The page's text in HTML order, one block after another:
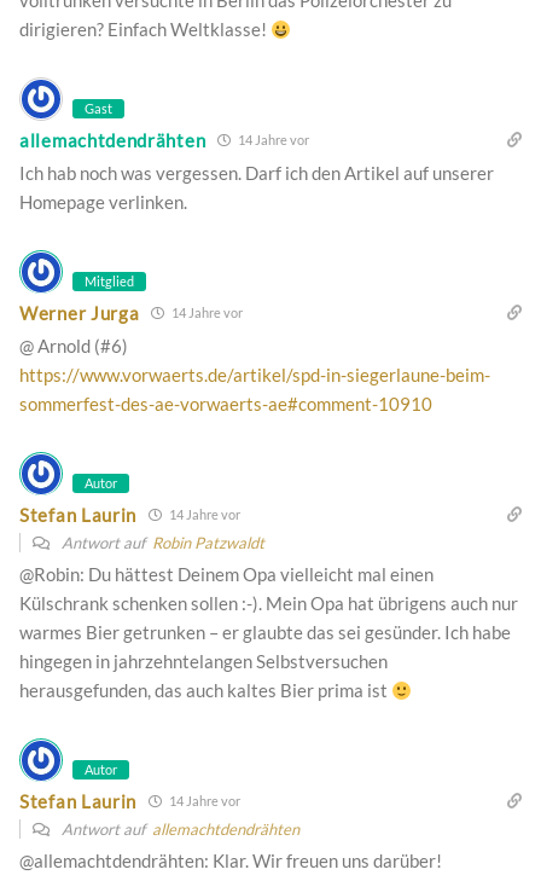
dirigieren? Einfach Weltklasse!
Gast
allemachtdendrähten 14 Jahre vor
Ich hab noch was vergessen. Darf ich den Artikel auf unserer
Homepage verlinken.
Mitglied
Werner Jurga 14 Jahre vor
@ Arnold (#6)
https://www.vorwaerts.de/artikel/spd-in-siegerlaune-beim-
sommerfest-des-ae-vorwaerts-ae#comment-10910
Autor
Stefan Laurin 14 Jahre vor
Antwort auf Robin Patzwaldt
@Robin: Du hättest Deinem Opa vielleicht mal einen
Külschrank schenken sollen :-). Mein Opa hat übrigens auch nur
warmes Bier getrunken – er glaubte das sei gesünder. Ich habe
hingegen in jahrzehntelangen Selbstversuchen
herausgefunden, das auch kaltes Bier prima ist
Autor
Stefan Laurin 14 Jahre vor
Antwort auf allemachtdendrähten
@allemachtdendrähten: Klar. Wir freuen uns darüber!